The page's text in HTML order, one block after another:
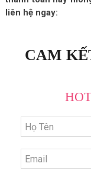
liên hệ ngay:
CAM